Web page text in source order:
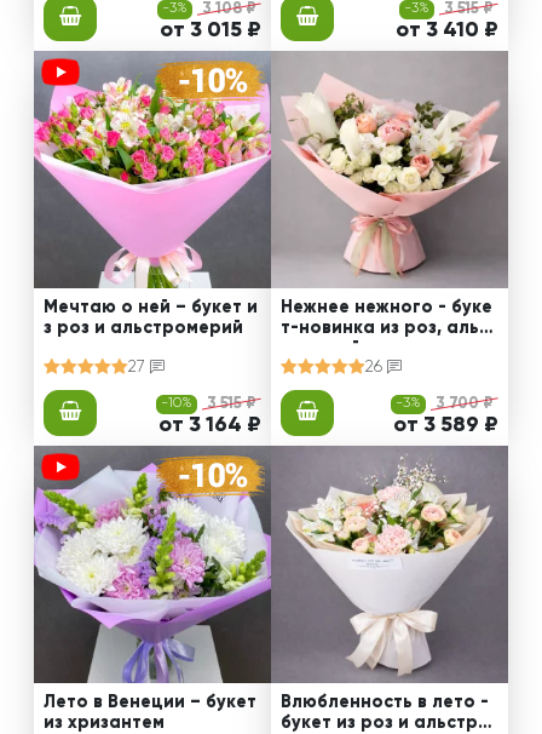
-3% 3 108 ₽
от 3 015 ₽
-3% 3 515 ₽
от 3 410 ₽
Мечтаю о ней – букет и
з роз и альстромерий
27
-10% 3 515 ₽
от 3 164 ₽
Нежнее нежного - буке
т-новинка из роз, альст
ромерий и калл
26
-3% 3 700 ₽
от 3 589 ₽
Лето в Венеции – букет
из хризантем
Влюбленность в лето -
букет из роз и альстро